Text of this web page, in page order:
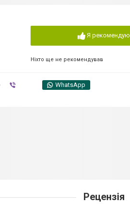
Я рекомендую
Ніхто ще не рекомендував
WhatsApp
Рецензія